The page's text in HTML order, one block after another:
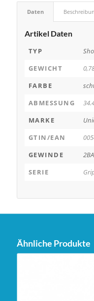
Daten
Artikel Daten
TYP
GEWICHT
FARBE
ABMESSUNG
MARKE
GTIN/EAN
GEWINDE
2BA
SERIE
Ähnliche Produkte